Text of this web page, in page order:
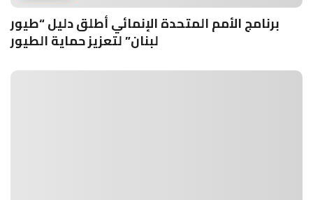
برنامج الأمم المتحدة الإنمائي أطلق دليل “طيور
لبنان” لتعزيز حماية الطيور